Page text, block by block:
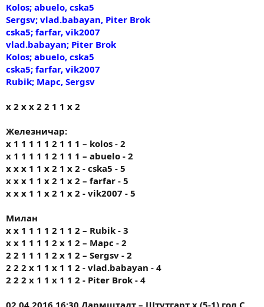
Kolos; abuelo, cska5
Sergsv; vlad.babayan, Piter Brok
cska5; farfar, vik2007
vlad.babayan; Piter Brok
Kolos; abuelo, cska5
cska5; farfar, vik2007
Rubik; Марс, Sergsv
х 2 х х 2 2 1 1 х 2
Железничар:
x 1 1 1 1 1 2 1 1 1 – kolos - 2
x 1 1 1 1 1 2 1 1 1 – abuelo - 2
x x x 1 1 x 2 1 x 2 - cska5 - 5
x x x 1 1 x 2 1 x 2 – farfar - 5
x x x 1 1 x 2 1 x 2 - vik2007 - 5
Милан
х х 1 1 1 1 2 1 1 2 – Rubik - 3
х х 1 1 1 1 2 х 1 2 – Марс - 2
2 2 1 1 1 1 2 х 1 2 – Sergsv - 2
2 2 2 х 1 1 х 1 1 2 - vlad.babayan - 4
2 2 2 х 1 1 х 1 1 2 - Piter Brok - 4
02.04.2016 16:30 Дармштадт – Штутгарт х (5-1) гол С